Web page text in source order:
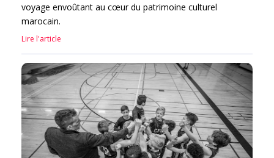
voyage envoûtant au cœur du patrimoine culturel
marocain.
Lire l'article